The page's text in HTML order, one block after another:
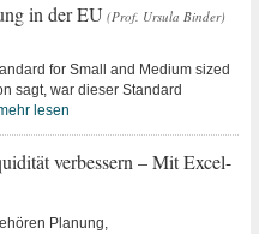
in der EU (Prof. Ursula Binder)
for Small and Medium sized
sagt, war dieser Standard
lesen
verbessern – Mit Excel-
Planung,